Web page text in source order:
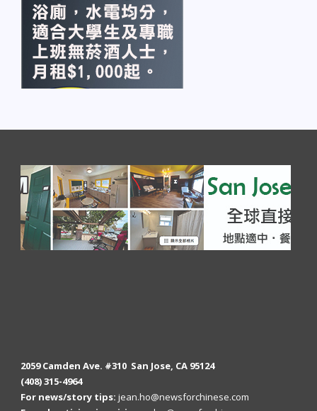
2059 Camden Ave. #310 San Jose, CA 95124
(408) 315-4964
For news/story tips: jean.ho@newsforchinese.com